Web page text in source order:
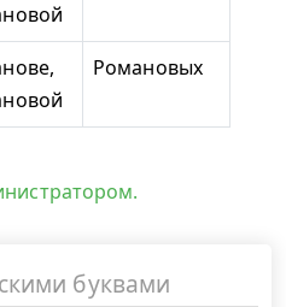
Романовых